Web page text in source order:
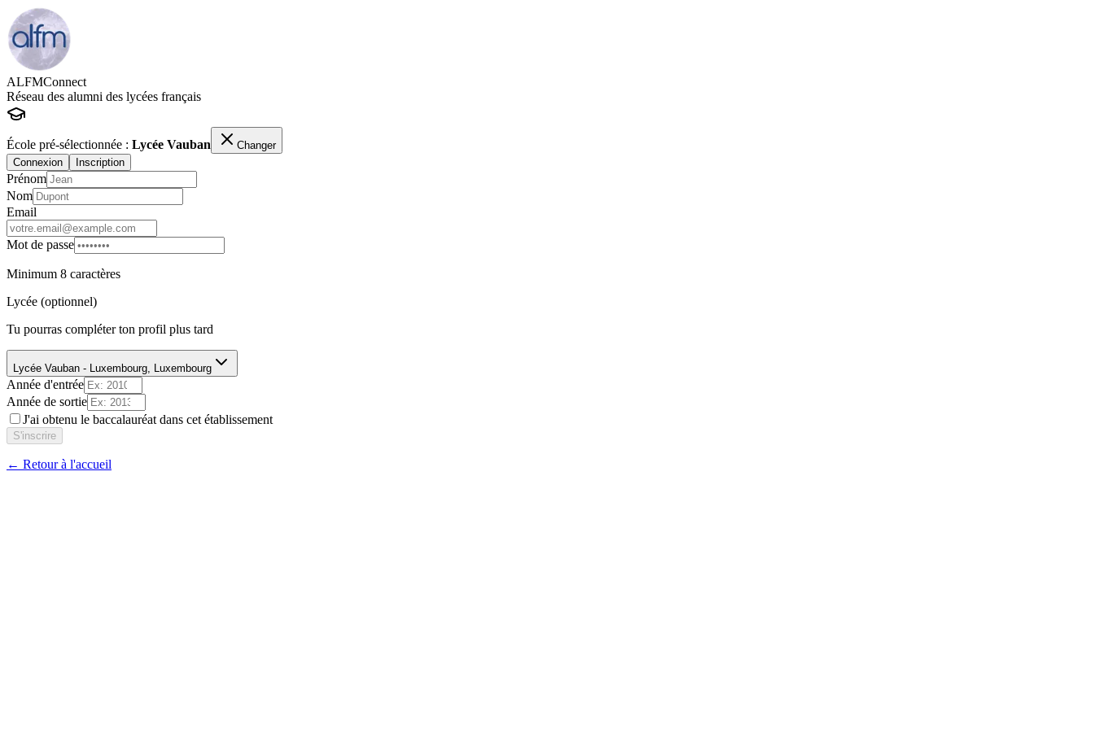
ALFMConnect
Réseau des alumni des lycées français
École pré-sélectionnée : Lycée Vauban
Changer
Connexion
Inscription
Prénom
Nom
Email
Mot de passe
Minimum 8 caractères
Lycée (optionnel)
Tu pourras compléter ton profil plus tard
Lycée Vauban - Luxembourg, Luxembourg
Année d'entrée
Année de sortie
J'ai obtenu le baccalauréat dans cet établissement
S'inscrire
← Retour à l'accueil